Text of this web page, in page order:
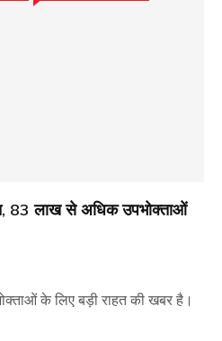
83 लाख से अधिक उपभोक्ताओं
के लिए बड़ी राहत की खबर है।